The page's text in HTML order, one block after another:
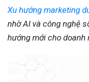
Xu hướng marketing
nhờ AI và công nghệ
hướng mới cho doanh